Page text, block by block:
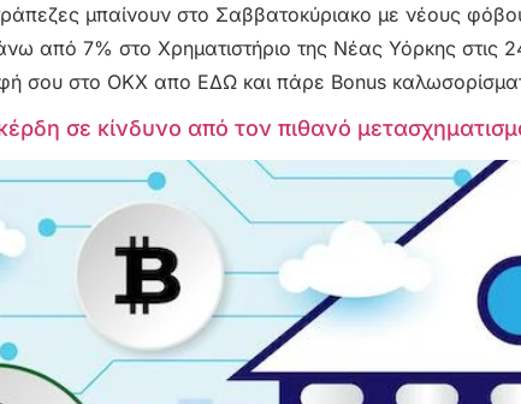
μπαίνουν στο Σαββατοκύριακο με νέους
από 7% στο Χρηματιστήριο της Νέας Υόρκης στις
σου στο OKX απο ΕΔΩ και πάρε Bonus
σε κίνδυνο από τον πιθανό